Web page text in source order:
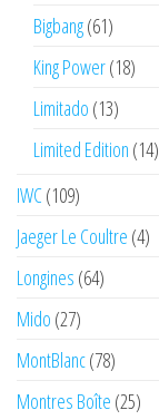
Bigbang(61)
King Power(18)
Limitado (13)
Limited Edition (14)
IWC(109)
Jaeger Le Coultre (4)
Longines (64)
Mido (27)
MontBlanc(78)
Montres Boîte (25)